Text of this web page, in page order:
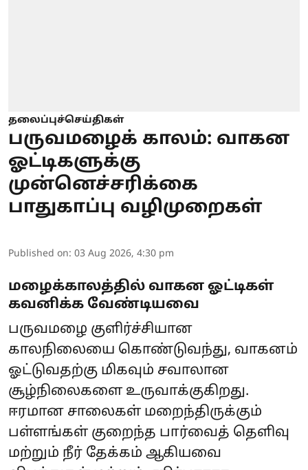
தலைப்புச்செய்திகள்
பருவமழைக் காலம்: வாகன
ஓட்டிகளுக்கு
முன்னெச்சரிக்கை
பாதுகாப்பு வழிமுறைகள்
Published on: 03 Aug 2026, 4:30 pm
மழைக்காலத்தில் வாகன ஓட்டிகள்
கவனிக்க வேண்டியவை
பருவமழை குளிர்ச்சியான
காலநிலையை கொண்டுவந்து, வாகனம்
ஓட்டுவதற்கு மிகவும் சவாலான
சூழ்நிலைகளை உருவாக்குகிறது.
ஈரமான சாலைகள் மறைந்திருக்கும்
பள்ளங்கள் குறைந்த பார்வைத் தெளிவு
மற்றும் நீர் தேக்கம் ஆகியவை